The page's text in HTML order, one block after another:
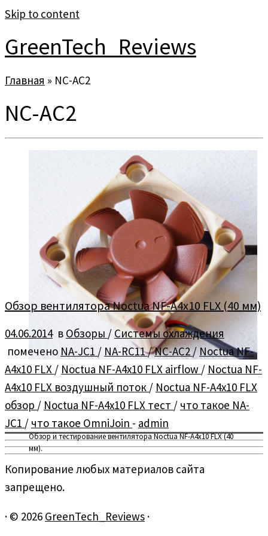
Skip to content
GreenTech_Reviews
Главная » NC-АC2
NC-АC2
Обзор и тестирование вентилятора Noctua NF-A4x10 FLX (40
мм).
Обзор вентилятора Noctua NF-A4x10 FLX (40 мм)
04.06.2014в Обзоры / Системы охлаждения
помечено NA-JC1 / NA-RC11/NC-АC2/Noctua NF-
A4x10 FLX / Noctua NF-A4x10 FLX airflow / Noctua NF-
A4x10 FLX воздушный поток / Noctua NF-A4x10 FLX
обзор / Noctua NF-A4x10 FLX тест / что такое NA-
JC1 / что такое OmniJoin - admin
Копирование любых материалов сайта
запрещено.
· © 2026 GreenTech_Reviews ·